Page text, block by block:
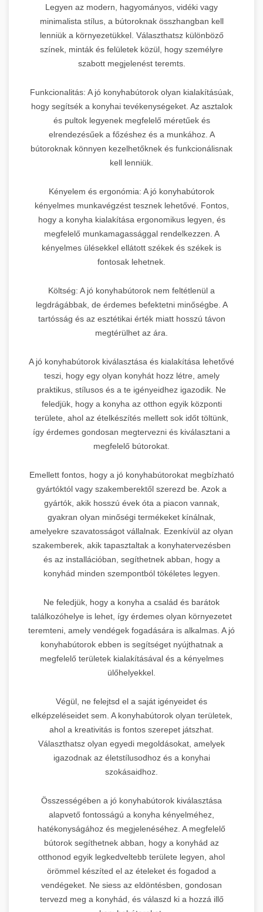
Legyen az modern, hagyományos, vidéki vagy
minimalista stílus, a bútoroknak összhangban kell
lenniük a környezetükkel. Választhatsz különböző
színek, minták és felületek közül, hogy személyre
szabott megjelenést teremts.
Funkcionalitás: A jó konyhabútorok olyan kialakításúak,
hogy segítsék a konyhai tevékenységeket. Az asztalok
és pultok legyenek megfelelő méretűek és
elrendezésűek a főzéshez és a munkához. A
bútoroknak könnyen kezelhetőknek és funkcionálisnak
kell lenniük.
Kényelem és ergonómia: A jó konyhabútorok
kényelmes munkavégzést tesznek lehetővé. Fontos,
hogy a konyha kialakítása ergonomikus legyen, és
megfelelő munkamagassággal rendelkezzen. A
kényelmes ülésekkel ellátott székek és székek is
fontosak lehetnek.
Költség: A jó konyhabútorok nem feltétlenül a
legdrágábbak, de érdemes befektetni minőségbe. A
tartósság és az esztétikai érték miatt hosszú távon
megtérülhet az ára.
A jó konyhabútorok kiválasztása és kialakítása lehetővé
teszi, hogy egy olyan konyhát hozz létre, amely
praktikus, stílusos és a te igényeidhez igazodik. Ne
feledjük, hogy a konyha az otthon egyik központi
területe, ahol az ételkészítés mellett sok időt töltünk,
így érdemes gondosan megtervezni és kiválasztani a
megfelelő bútorokat.
Emellett fontos, hogy a jó konyhabútorokat megbízható
gyártóktól vagy szakemberektől szerezd be. Azok a
gyártók, akik hosszú évek óta a piacon vannak,
gyakran olyan minőségi termékeket kínálnak,
amelyekre szavatosságot vállalnak. Ezenkívül az olyan
szakemberek, akik tapasztaltak a konyhatervezésben
és az installációban, segíthetnek abban, hogy a
konyhád minden szempontból tökéletes legyen.
Ne feledjük, hogy a konyha a család és barátok
találkozóhelye is lehet, így érdemes olyan környezetet
teremteni, amely vendégek fogadására is alkalmas. A jó
konyhabútorok ebben is segítséget nyújthatnak a
megfelelő területek kialakításával és a kényelmes
ülőhelyekkel.
Végül, ne felejtsd el a saját igényeidet és
elképzeléseidet sem. A konyhabútorok olyan területek,
ahol a kreativitás is fontos szerepet játszhat.
Választhatsz olyan egyedi megoldásokat, amelyek
igazodnak az életstílusodhoz és a konyhai
szokásaidhoz.
Összességében a jó konyhabútorok kiválasztása
alapvető fontosságú a konyha kényelméhez,
hatékonyságához és megjelenéséhez. A megfelelő
bútorok segíthetnek abban, hogy a konyhád az
otthonod egyik legkedveltebb területe legyen, ahol
örömmel készíted el az ételeket és fogadod a
vendégeket. Ne siess az eldöntésben, gondosan
tervezd meg a konyhád, és válaszd ki a hozzá illő